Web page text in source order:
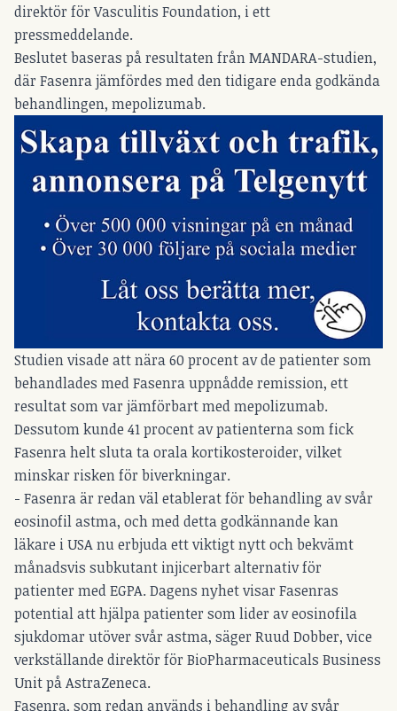
direktör för Vasculitis Foundation, i ett
pressmeddelande.
Beslutet baseras på resultaten från MANDARA-studien,
där Fasenra jämfördes med den tidigare enda godkända
behandlingen, mepolizumab.
Studien visade att nära 60 procent av de patienter som
behandlades med Fasenra uppnådde remission, ett
resultat som var jämförbart med mepolizumab.
Dessutom kunde 41 procent av patienterna som fick
Fasenra helt sluta ta orala kortikosteroider, vilket
minskar risken för biverkningar.
- Fasenra är redan väl etablerat för behandling av svår
eosinofil astma, och med detta godkännande kan
läkare i USA nu erbjuda ett viktigt nytt och bekvämt
månadsvis subkutant injicerbart alternativ för
patienter med EGPA. Dagens nyhet visar Fasenras
potential att hjälpa patienter som lider av eosinofila
sjukdomar utöver svår astma, säger Ruud Dobber, vice
verkställande direktör för BioPharmaceuticals Business
Unit på AstraZeneca.
Fasenra, som redan används i behandling av svår